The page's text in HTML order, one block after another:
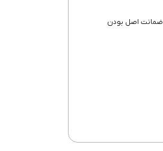
ضمانت اصل بودن